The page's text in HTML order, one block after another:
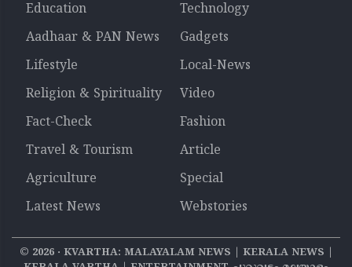
Education
Technology
Aadhaar & PAN News
Gadgets
Lifestyle
Local-News
Religion & Spirituality
Video
Fact-Check
Fashion
Travel & Tourism
Article
Agriculture
Special
Latest News
Webstories
© 2026‧ KVARTHA: MALAYALAM NEWS | KERALA NEWS |